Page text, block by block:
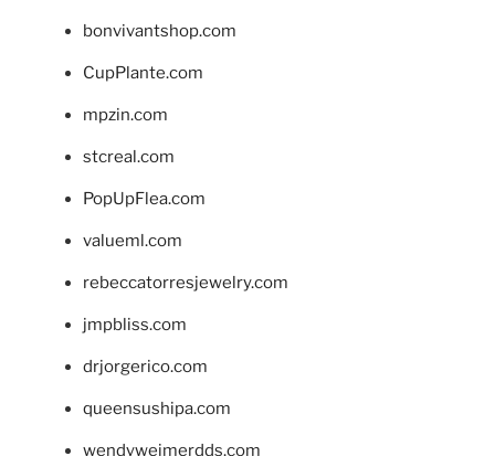
bonvivantshop.com
CupPlante.com
mpzin.com
stcreal.com
PopUpFlea.com
valueml.com
rebeccatorresjewelry.com
jmpbliss.com
drjorgerico.com
queensushipa.com
wendyweimerdds.com